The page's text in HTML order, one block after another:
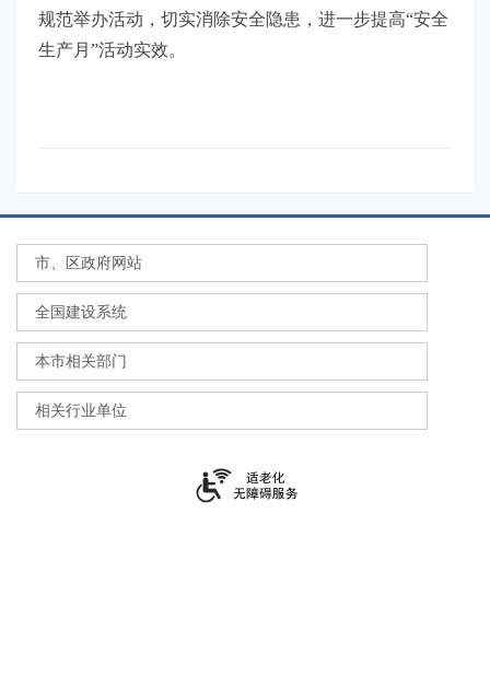
规范举办活动，切实消除安全隐患，进一步提高“安全
生产月”活动实效。
市、区政府网站
全国建设系统
本市相关部门
相关行业单位